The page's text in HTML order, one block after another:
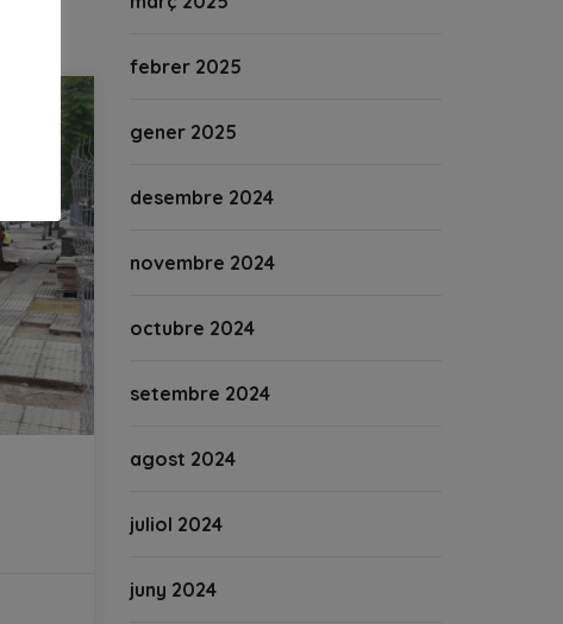
febrer 2025
gener 2025
desembre 2024
novembre 2024
octubre 2024
setembre 2024
agost 2024
juliol 2024
juny 2024